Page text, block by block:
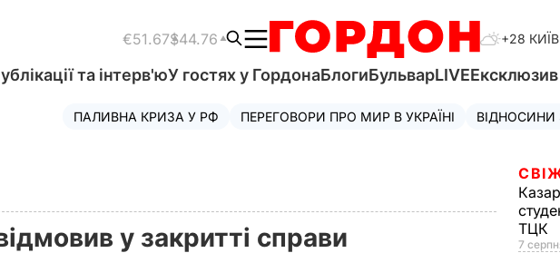
€51.67$44.76 +28 КИЇВ
та інтерв'юУ гостях у ГордонаБлогиБульварLIVEЕксклюзив
ПАЛИВНА КРИЗА У РФ ПЕРЕГОВОРИ ПРО МИР В УКРАЇНІ
у закритті справи
ТЦК
7